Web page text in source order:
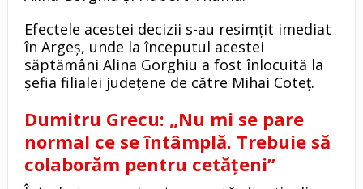
Efectele acestei decizii s-au resimțit imediat
în Argeș, unde la începutul acestei
săptămâni Alina Gorghiu a fost înlocuită la
șefia filialei județene de către Mihai Coteț.
Dumitru Grecu: „Nu mi se pare
normal ce se întâmplă. Trebuie să
colaborăm pentru cetățeni”